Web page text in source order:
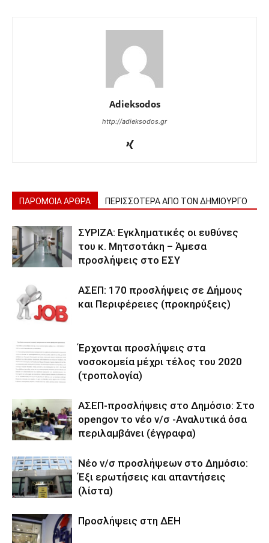
Adieksodos
http://adieksodos.gr
ΠΑΡΟΜΟΙΑ ΑΡΘΡΑ ΠΕΡΙΣΣΟΤΕΡΑ ΑΠΟ ΤΟΝ ΔΗΜΙΟΥΡΓΟ
ΣΥΡΙΖΑ: Εγκληματικές οι ευθύνες
του κ. Μητσοτάκη – Άμεσα
προσλήψεις στο ΕΣΥ
ΑΣΕΠ: 170 προσλήψεις σε Δήμους
και Περιφέρειες (προκηρύξεις)
Έρχονται προσλήψεις στα
νοσοκομεία μέχρι τέλος του 2020
(τροπολογία)
ΑΣΕΠ-προσλήψεις στο Δημόσιο: Στο
opengov το νέο ν/σ -Αναλυτικά όσα
περιλαμβάνει (έγγραφα)
Νέο ν/σ προσλήψεων στο Δημόσιο:
Έξι ερωτήσεις και απαντήσεις
(λίστα)
Προσλήψεις στη ΔΕΗ